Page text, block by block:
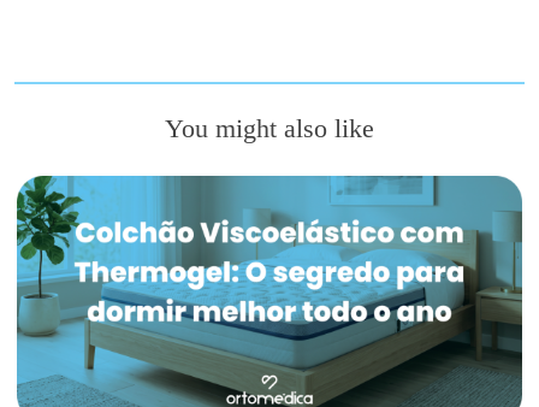
You might also like